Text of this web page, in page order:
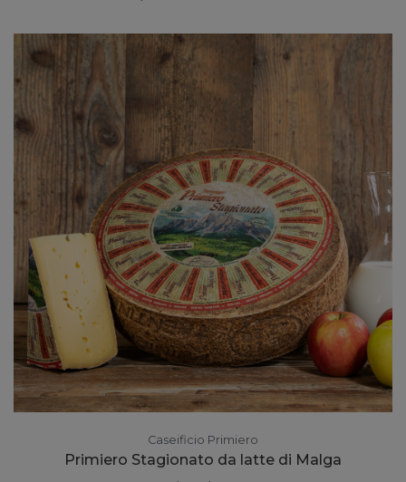
Caseificio Primiero
Primiero Stagionato da latte di Malga